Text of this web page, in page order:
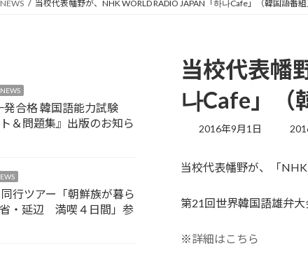
NEWS 当校代表幡野が、NHK WORLD RADIO JAPAN「하나Cafe」（韓国語番組
当校代表幡
나Cafe」（
2016年9月1日
最
新
時
:
当校代表幡野が、「
第21回世界韓国語雄弁大
※詳細はこちら
NEWS
発合格 韓国語能力試験
＆問題集』出版のお知ら
行ツアー「朝鮮族が暮ら
・延辺 満喫４日間」参